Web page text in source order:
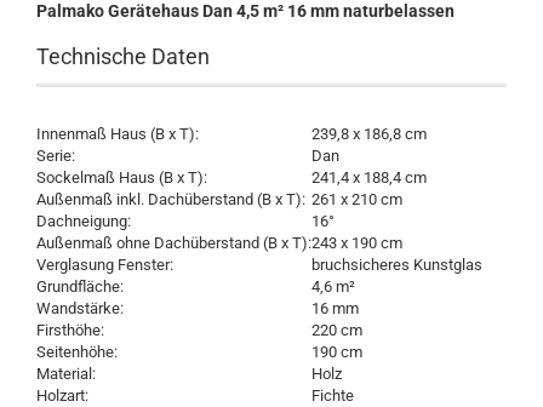
Palmako Gerätehaus Dan 4,5 m² 16 mm naturbelassen
Technische Daten
Innenmaß Haus (B x T):
239,8 x 186,8 cm
Serie:
Dan
Sockelmaß Haus (B x T):
241,4 x 188,4 cm
Außenmaß inkl. Dachüberstand (B x T): 261 x 210 cm
Dachneigung:
16°
Außenmaß ohne Dachüberstand (B x T):243 x 190 cm
Verglasung Fenster:
bruchsicheres Kunstglas
Grundfläche:
4,6 m²
Wandstärke:
16 mm
Firsthöhe:
220 cm
Seitenhöhe:
190 cm
Material:
Holz
Holzart:
Fichte